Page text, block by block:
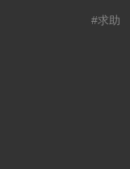
#求助